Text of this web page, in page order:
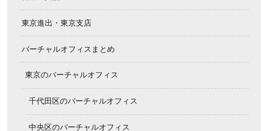
東京進出・東京支店
バーチャルオフィスまとめ
東京のバーチャルオフィス
千代田区のバーチャルオフィス
中央区のバーチャルオフィス